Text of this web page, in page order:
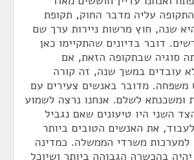
עליה מדבר החוק, תקופת
שנה, חוץ מרשות ניירות ערך שם
דובר בדיונים שהתקיימו כאן
סוגיה שבתקופה הזאת, אם
עובדים במשך שנה, זה קורה
משפחה. מדובר באנשים צעירים עם
ומשכנתא לשלם. אנחנו נרצה לשמוע
השני היו טיעונים שאם נגביל
את האנשים הטובים ביותר
משרדי הממשלה. כמדינה
יהיה בהכשרה הגבוהה ביותר ושיוכל